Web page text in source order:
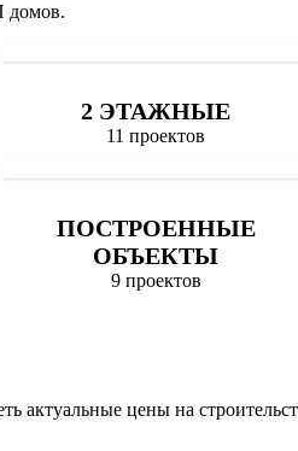
домов.
2 ЭТАЖНЫЕ
11 проектов
ПОСТРОЕННЫЕ
ОБЪЕКТЫ
9 проектов
актуальные цены на